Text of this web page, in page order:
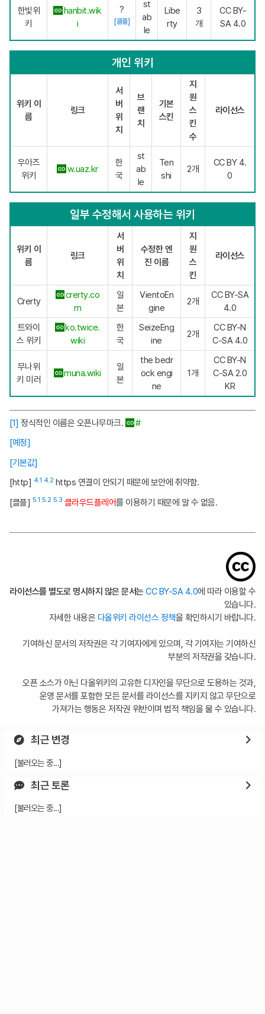
한빛위
키
hanbit.wik
i
?
[클플]
st
ab
le
Libe
rty
3
개
CC BY-
SA 4.0
개인 위키
위키 이
름
링크
서
버
위
치
브
랜
치
기본
스킨
지
원
스
킨
수
라이선스
우아즈
위키
w.uaz.kr
한
국
st
ab
le
Ten
shi
2개
CC BY 4.
0
일부 수정해서 사용하는 위키
위키 이
름
링크
서
버
위
치
수정한 엔
진 이름
지
원
스
킨
라이선스
Crerty
crerty.co
m
일
본
VientoEn
gine
2개
CC BY-SA
4.0
트와이
스 위키
ko.twice.
wiki
한
국
SeizeEng
ine
2개
CC BY-N
C-SA 4.0
무나위
키 미러
muna.wiki
일
본
the bedr
ock engi
ne
1개
CC BY-N
C-SA 2.0
KR
[1] 정식적인 이름은 오픈나무마크.
#
[예정]
[기본값]
[http] 4.1 4.2 https 연결이 안되기 때문에 보안에 취약함.
[클플] 5.1 5.2 5.3 클라우드플레어를 이용하기 때문에 알 수 없음.
라이선스를 별도로 명시하지 않은 문서는 CC BY-SA 4.0에 따라 이용할 수
있습니다.
자세한 내용은 다올위키 라이선스 정책을 확인하시기 바랍니다.
기여하신 문서의 저작권은 각 기여자에게 있으며, 각 기여자는 기여하신
부분의 저작권을 갖습니다.
오픈 소스가 아닌 다올위키의 고유한 디자인을 무단으로 도용하는 것과,
운영 문서를 포함한 모든 문서를 라이선스를 지키지 않고 무단으로
가져가는 행동은 저작권 위반이며 법적 책임을 물 수 있습니다.
최근 변경
[불러오는 중...]
최근 토론
[불러오는 중...]